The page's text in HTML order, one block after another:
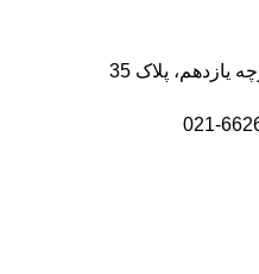
پلاک 35